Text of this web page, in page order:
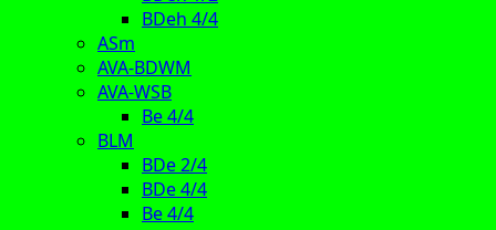
BDeh 4/4
ASm
AVA-BDWM
AVA-WSB
Be 4/4
BLM
BDe 2/4
BDe 4/4
Be 4/4